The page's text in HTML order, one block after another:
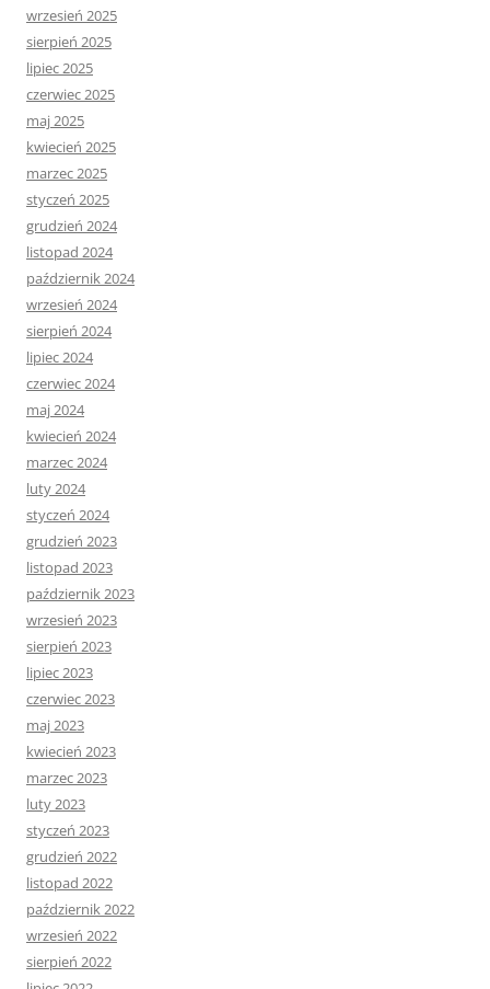
wrzesień 2025
sierpień 2025
lipiec 2025
czerwiec 2025
maj 2025
kwiecień 2025
marzec 2025
styczeń 2025
grudzień 2024
listopad 2024
październik 2024
wrzesień 2024
sierpień 2024
lipiec 2024
czerwiec 2024
maj 2024
kwiecień 2024
marzec 2024
luty 2024
styczeń 2024
grudzień 2023
listopad 2023
październik 2023
wrzesień 2023
sierpień 2023
lipiec 2023
czerwiec 2023
maj 2023
kwiecień 2023
marzec 2023
luty 2023
styczeń 2023
grudzień 2022
listopad 2022
październik 2022
wrzesień 2022
sierpień 2022